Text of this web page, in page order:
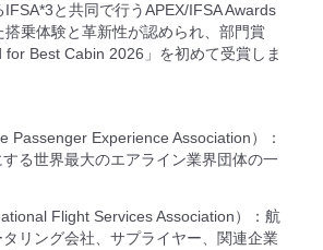
IFSA*3と共同で行うAPEX/IFSA Awards
搭乗体験と革新性が認められ、部門賞
for Best Cabin 2026」を初めて受賞しま
Passenger Experience Association）：
る世界最大のエアライン業界団体の一
Flight Services Association）：航
リング会社、サプライヤー、関連企業